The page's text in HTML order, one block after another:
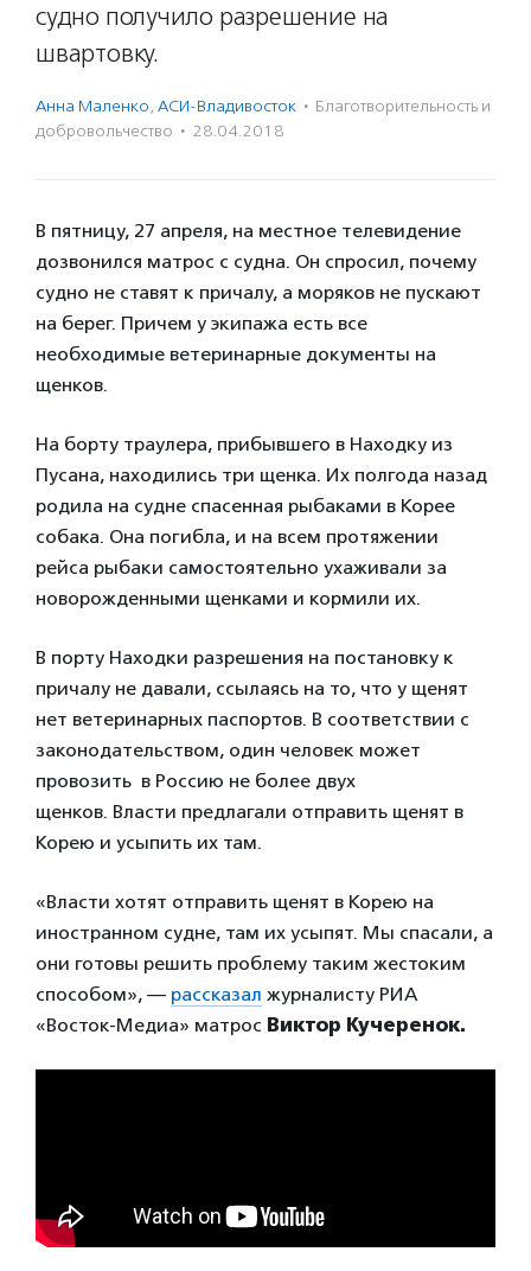
судно получило разрешение на
швартовку.
Анна Маленко, АСИ-Владивосток · Благотвори­тель­ность и
доброволь­чест­во · 28.04.2018
В пятницу, 27 апреля, на местное телевидение
дозвонился матрос с судна. Он спросил, почему
судно не ставят к причалу, а моряков не пускают
на берег. Причем у экипажа есть все
необходимые ветеринарные документы на
щенков.
На борту траулера, прибывшего в Находку из
Пусана, находились три щенка. Их полгода назад
родила на судне спасенная рыбаками в Корее
собака. Она погибла, и на всем протяжении
рейса рыбаки самостоятельно ухаживали за
новорожденными щенками и кормили их.
В порту Находки разрешения на постановку к
причалу не давали, ссылаясь на то, что у щенят
нет ветеринарных паспортов. В соответствии с
законодательством, один человек может
провозить в Россию не более двух
щенков. Власти предлагали отправить щенят в
Корею и усыпить их там.
«Власти хотят отправить щенят в Корею на
иностранном судне, там их усыпят. Мы спасали, а
они готовы решить проблему таким жестоким
способом», — рассказал журналисту РИА
«Восток-Медиа» матрос Виктор Кучеренок.